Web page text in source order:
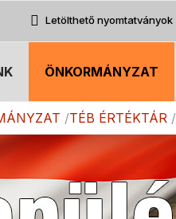
Letölthető nyomtatványok
ÖNKORMÁNYZAT
TÉB ÉRTÉKTÁR